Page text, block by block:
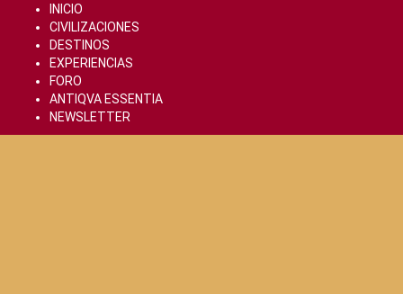
content
INICIO
CIVILIZACIONES
DESTINOS
EXPERIENCIAS
FORO
ANTIQVA ESSENTIA
NEWSLETTER